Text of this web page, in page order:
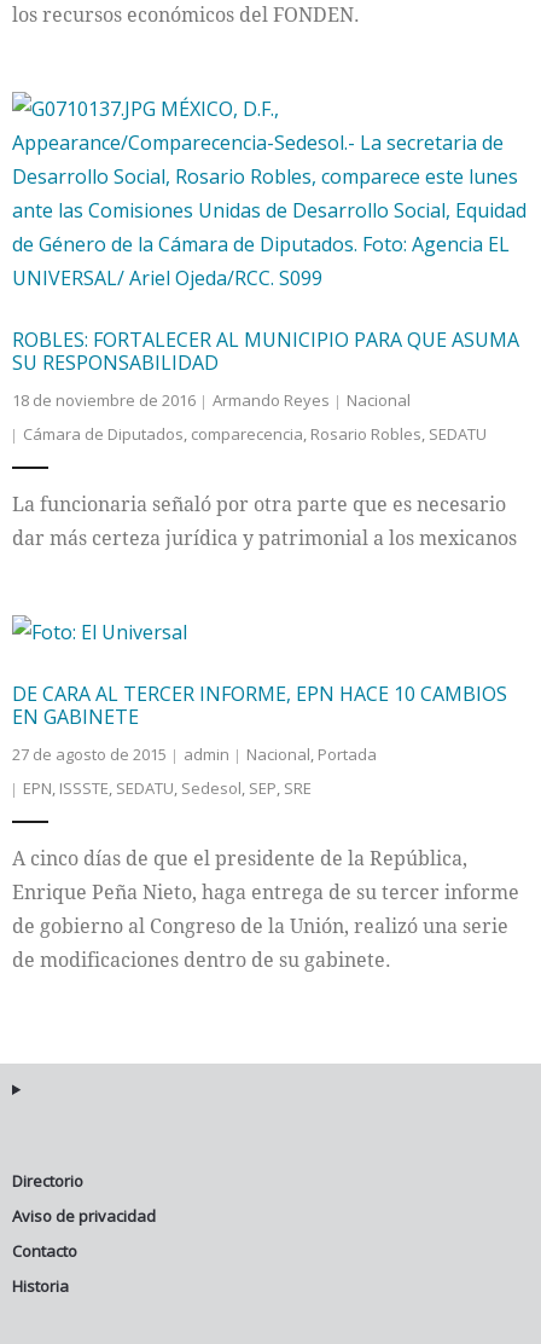
los recursos económicos del FONDEN.
ROBLES: FORTALECER AL MUNICIPIO PARA QUE ASUMA
SU RESPONSABILIDAD
18 de noviembre de 2016 Armando Reyes
Nacional
Cámara de Diputados, comparecencia, Rosario Robles, SEDATU
La funcionaria señaló por otra parte que es necesario
dar más certeza jurídica y patrimonial a los mexicanos
DE CARA AL TERCER INFORME, EPN HACE 10 CAMBIOS
EN GABINETE
27 de agosto de 2015 admin Nacional, Portada
EPN, ISSSTE, SEDATU, Sedesol, SEP, SRE
A cinco días de que el presidente de la República,
Enrique Peña Nieto, haga entrega de su tercer informe
de gobierno al Congreso de la Unión, realizó una serie
de modificaciones dentro de su gabinete.
Directorio
Aviso de privacidad
Contacto
Historia